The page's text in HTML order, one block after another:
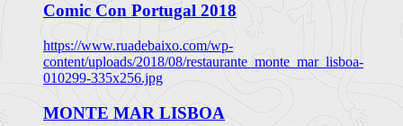
Comic Con Portugal 2018
https://www.ruadebaixo.com/wp-
content/uploads/2018/08/restaurante_monte_mar_lisboa-
010299-335x256.jpg
MONTE MAR LISBOA